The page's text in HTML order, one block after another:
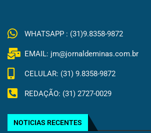
WHATSAPP : (31)9.8358-9872
EMAIL: jm@jornaldeminas.com.br
CELULAR: (31) 9.8358-9872
REDAÇÃO: (31) 2727-0029
NOTICIAS RECENTES